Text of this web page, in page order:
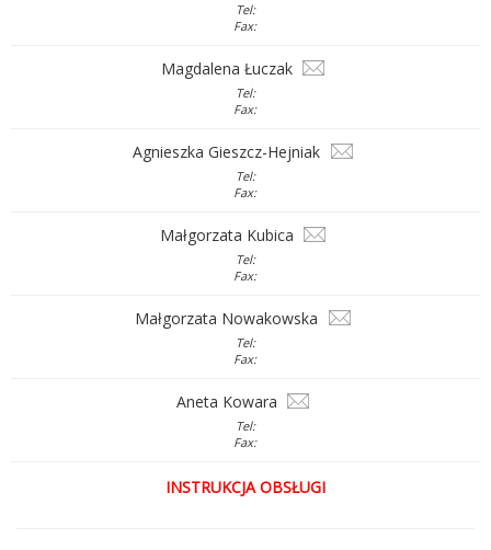
Tel:
Fax:
Magdalena Łuczak
Tel:
Fax:
Agnieszka Gieszcz-Hejniak
Tel:
Fax:
Małgorzata Kubica
Tel:
Fax:
Małgorzata Nowakowska
Tel:
Fax:
Aneta Kowara
Tel:
Fax:
INSTRUKCJA OBSŁUGI